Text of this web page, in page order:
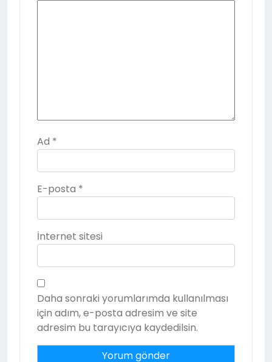
Ad *
E-posta *
İnternet sitesi
Daha sonraki yorumlarımda kullanılması
için adım, e-posta adresim ve site
adresim bu tarayıcıya kaydedilsin.